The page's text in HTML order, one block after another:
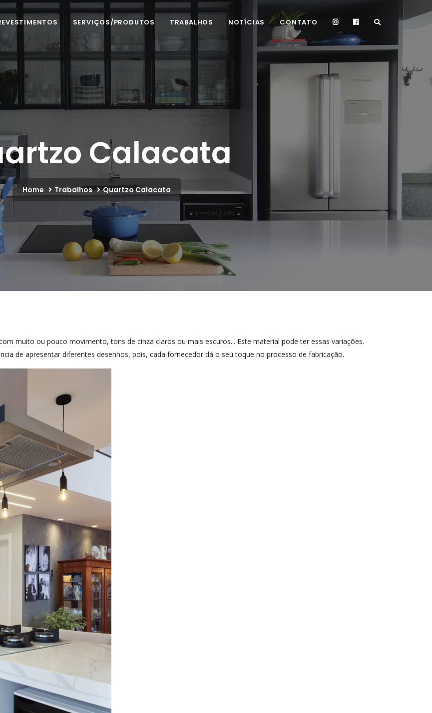
SERVIÇOS/PRODUTOS TRABALHOS NOTÍCIAS CONTATO
Calacata
Home Trabalhos Quartzo Calacata
muito ou pouco movimento, tons de cinza claros ou mais escuros... Este material pode ter essas variações.
de apresentar diferentes desenhos, pois, cada fornecedor dá o seu toque no processo de fabricação.